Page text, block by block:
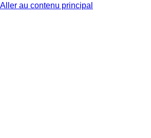
Aller au contenu principal